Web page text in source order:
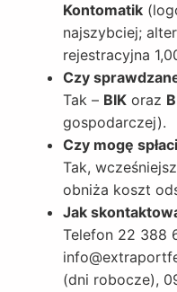
Kontomatik
najszybciej;
rejestracyjna
Czy
Tak – BIK oraz
gospodarczej).
Czy mogę
Tak,
obniża koszt
Jak
Telefon 22 388
(dni robocze),